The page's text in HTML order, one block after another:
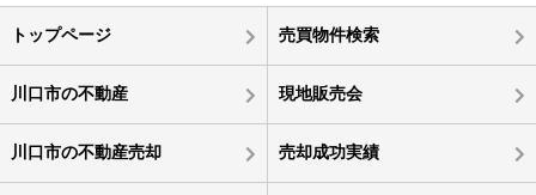
トップページ 売買物件検索
川口市の不動産 現地販売会
川口市の不動産売却 売却成功実績